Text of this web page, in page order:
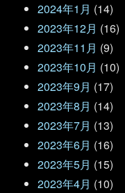
2024年1月 (14)
2023年12月 (16)
2023年11月 (9)
2023年10月 (10)
2023年9月 (17)
2023年8月 (14)
2023年7月 (13)
2023年6月 (16)
2023年5月 (15)
2023年4月 (10)